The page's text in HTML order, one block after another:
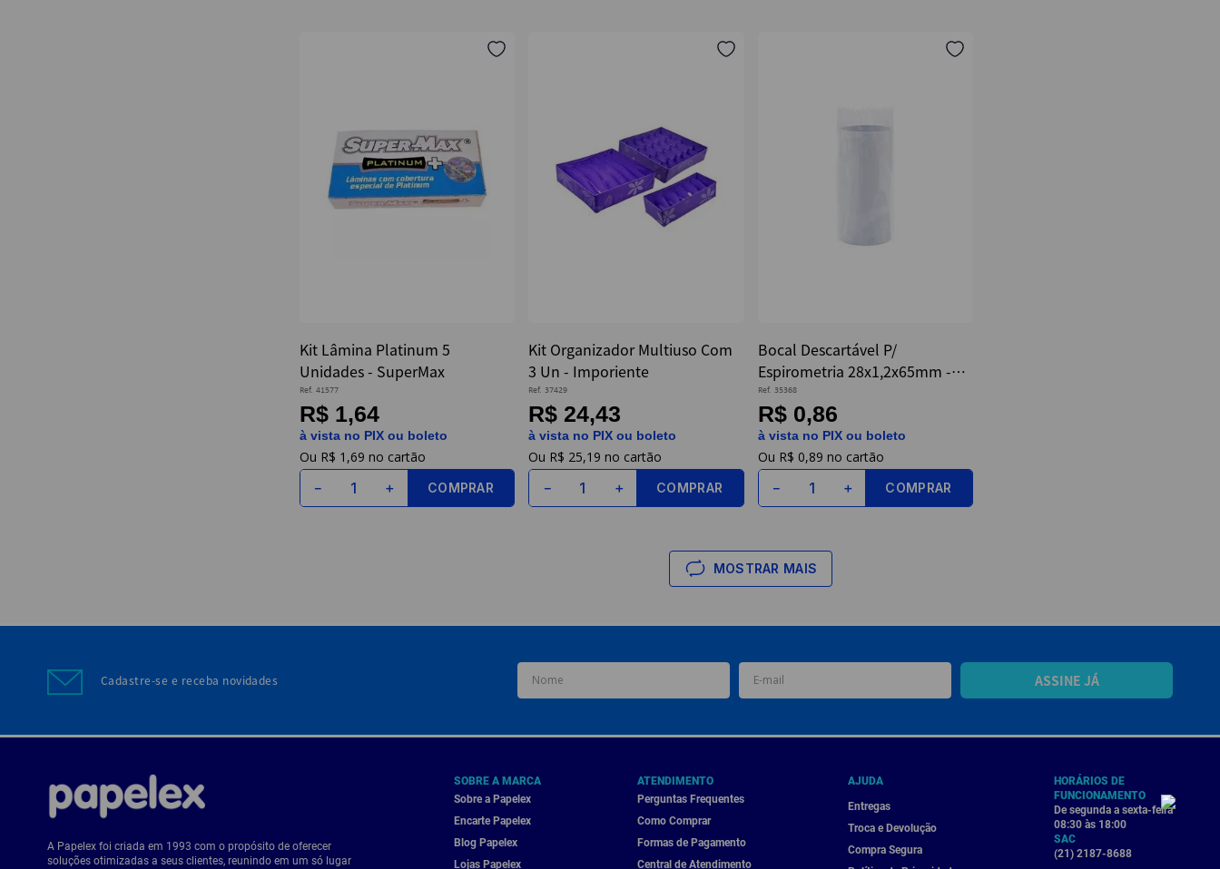
Kit Lâmina Platinum 5
Unidades - SuperMax
Ref. 41577
R$ 1,64
à vista no PIX ou boleto
R$ 1 ,69
＋
－ COMPRAR
Kit Organizador Multiuso Com
3 Un - Imporiente
Ref. 37429
R$ 24,43
à vista no PIX ou boleto
R$ 25,19
＋
－ COMPRAR
Bocal Descartável P/
Espirometria 28x1,2x65mm -
Proarlife
Ref. 35368
R$ 0,86
à vista no PIX ou boleto
R$ 0,89
＋
－ COMPRAR
MOSTRAR MAIS
Cadastre-se e receba novidades ASSINE JÁ
A Papelex foi criada em 1993 com o propósito de oferecer
soluções otimizadas a seus clientes, reunindo em um só lugar
SOBRE A MARCA
Sobre a Papelex
Encarte Papelex
Blog Papelex
Lojas Papelex
ATENDIMENTO
Perguntas Frequentes
Como Comprar
Formas de Pagamento
Central de Atendimento
AJUDA
Entregas
Troca e Devolução
Compra Segura
HORÁRIOS DE
FUNCIONAMENTO
De segunda a sexta-feira
08:30 às 18:00
SAC
(21) 2187-8688